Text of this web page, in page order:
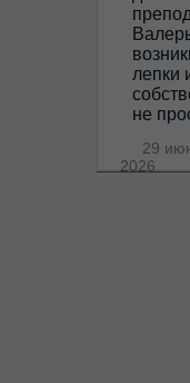
лепки
не
29
2026